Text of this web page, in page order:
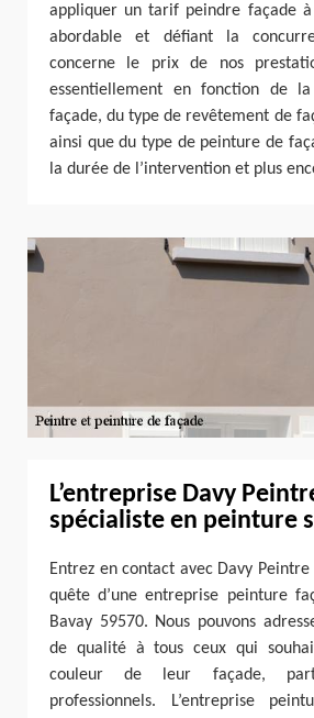
appliquer un tarif peindre façade à
abordable et défiant la
concerne le prix de nos
essentiellement en fonction de
façade, du type de revêtement de
ainsi que du type de peinture de
la durée de l’intervention et plus
L’entreprise Davy
spécialiste en peinture
Entrez en contact avec Davy
quête d’une entreprise peinture
Bavay 59570. Nous pouvons
de qualité à tous ceux qui
couleur de leur façade,
professionnels. L’entreprise